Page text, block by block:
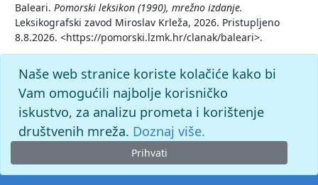
Baleari. Pomorski leksikon (1990), mrežno izdanje.
Leksikografski zavod Miroslav Krleža, 2026. Pristupljeno
8.8.2026. <https://pomorski.lzmk.hr/clanak/baleari>.
Naše web stranice koriste kolačiće kako bi
Vam omogućili najbolje korisničko
iskustvo, za analizu prometa i korištenje
društvenih mreža. Doznaj više.
Prihvati
© 2026. -Leksikografski zavodMiroslav Krleža